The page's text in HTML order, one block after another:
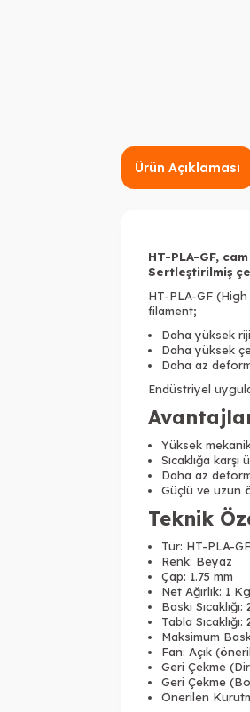
Ürün Açıklaması
HT-PLA-GF,
Sertleştirilmiş
HT-PLA-GF
filament;
Daha yüksek
Daha yüksek
Daha az
Endüstriyel
Yüksek
Sıcaklığa
Daha az
Güçlü ve uzun
Teknik
Tür: HT-PLA-GF
Renk: Beyaz
Çap: 1.75 mm
Net Ağırlık: 1 Kg
Baskı
Tabla
Maksimum
Fan: Açık
Geri Çekme
Geri Çekme
Önerilen